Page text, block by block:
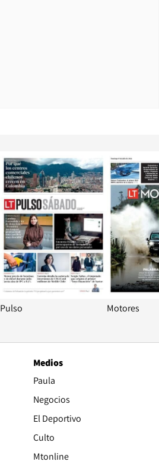
Opens in new window Opens in
Pulso Motores
Medios
Paula
Negocios
El Deportivo
Culto
Mtonline